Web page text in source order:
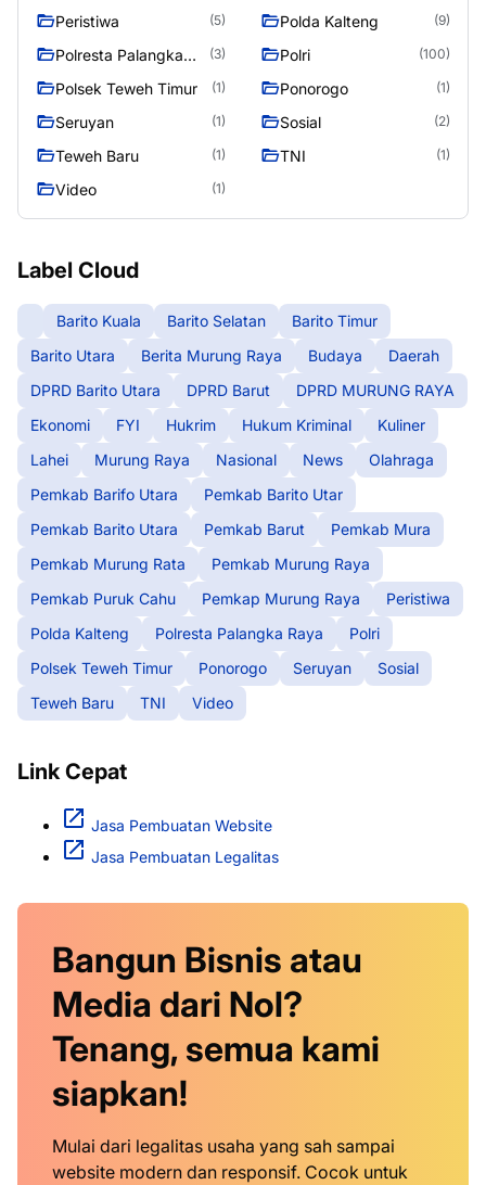
Peristiwa (5) Polda Kalteng (9)
Polresta Palangka
(3) Polri (100)
Polsek Teweh Timur (1) Ponorogo (1)
Seruyan (1) Sosial (2)
Teweh Baru (1) TNI (1)
Video (1)
Label Cloud
Barito Kuala Barito Selatan
Barito Timur
Barito Utara
Berita Murung Raya Budaya
Daerah
DPRD Barito Utara
DPRD Barut
DPRD MURUNG RAYA
Ekonomi
FYI Hukrim Hukum Kriminal
Kuliner
Lahei
Murung Raya Nasional News
Olahraga
Pemkab Barifo Utara
Pemkab Barito Utar
Pemkab Barito Utara
Pemkab Barut
Pemkab Mura
Pemkab Murung Rata
Pemkab Murung Raya
Pemkab Puruk Cahu
Pemkap Murung Raya
Peristiwa
Polda Kalteng
Polresta Palangka Raya
Polri
Polsek Teweh Timur
Ponorogo Seruyan
Sosial
Teweh Baru
TNI Video
Link Cepat
Jasa Pembuatan Website
Jasa Pembuatan Legalitas
Bangun Bisnis atau
Media dari Nol?
Tenang, semua kami
siapkan!
Mulai dari legalitas usaha yang sah sampai
website modern dan responsif. Cocok untuk